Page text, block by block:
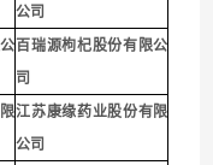
公司
百瑞源枸杞股份有限公
司
江苏康缘药业股份有限
公司